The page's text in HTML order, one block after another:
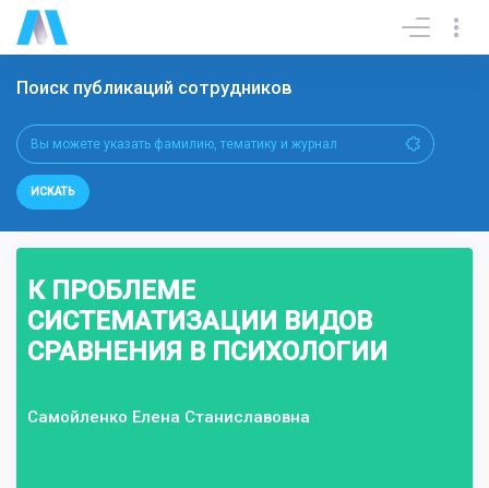
Поиск публикаций сотрудников
ИСКАТЬ
К ПРОБЛЕМЕ
СИСТЕМАТИЗАЦИИ ВИДОВ
СРАВНЕНИЯ В ПСИХОЛОГИИ
Самойленко Елена Станиславовна